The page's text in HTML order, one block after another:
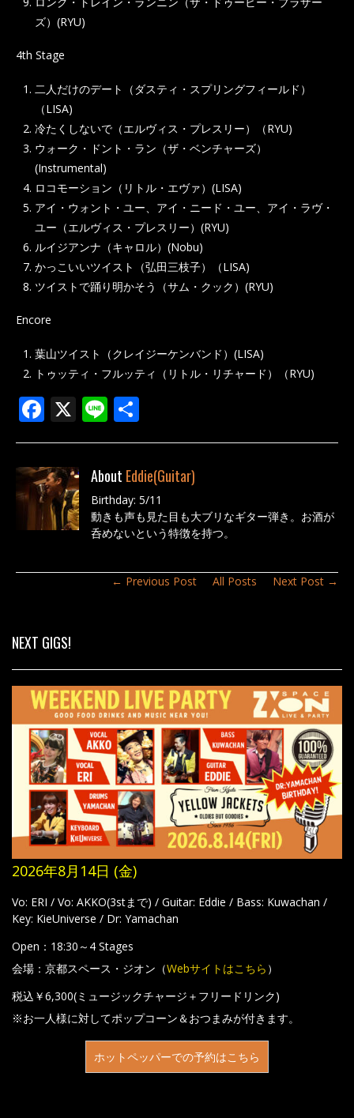
ズ）(RYU)
4th Stage
二人だけのデート（ダスティ・スプリングフィールド）
（LISA)
冷たくしないで（エルヴィス・プレスリー）（RYU)
ウォーク・ドント・ラン（ザ・ベンチャーズ）
(Instrumental)
ロコモーション（リトル・エヴァ）(LISA)
アイ・ウォント・ユー、アイ・ニード・ユー、アイ・ラヴ・
ユー（エルヴィス・プレスリー）(RYU)
ルイジアンナ（キャロル）(Nobu)
かっこいいツイスト（弘田三枝子）（LISA)
ツイストで踊り明かそう（サム・クック）(RYU)
Encore
葉山ツイスト（クレイジーケンバンド）(LISA)
トゥッティ・フルッティ（リトル・リチャード）（RYU)
F
ac
e
b
o
o
X Li
n 有
About Eddie(Guitar)
Birthday: 5/11
動きも声も見た目も大ブリなギター弾き。お酒が
呑めないという特徴を持つ。
← Previous Post All Posts Next Post →
NEXT GIGS!
2026年8月14日 (金)
Vo: ERI / Vo: AKKO(3stまで) / Guitar: Eddie / Bass: Kuwachan /
Key: KieUniverse / Dr: Yamachan
Open：18:30～4 Stages
会場：京都スペース・ジオン（Webサイトはこちら ）
税込￥6,300(ミュージックチャージ＋フリードリンク)
※お一人様に対してポップコーン＆おつまみが付きます。
ホットペッパーでの予約はこちら